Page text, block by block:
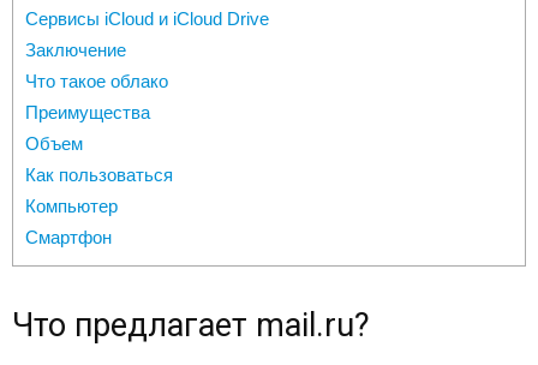
Сервисы iCloud и iCloud Drive
Заключение
Что такое облако
Преимущества
Объем
Как пользоваться
Компьютер
Смартфон
Что предлагает mail.ru?